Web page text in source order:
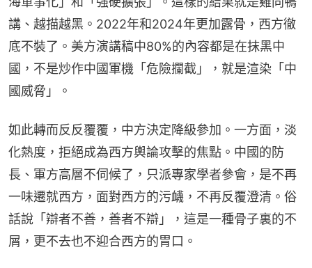
講、越描越黑。2022年和2024年更加露骨，西方徹
底不裝了。美方演講稿中80%的內容都是在抹黑中
國，不是炒作中國軍機「危險攔截」，就是渲染「中
國威脅」。
如此轉而反反覆覆，中方決定降級參加。一方面，淡
化熱度，拒絕成為西方輿論攻擊的焦點。中國的防
長、軍方高層不伺候了，只派專家學者參會，是不再
一味遷就西方，面對西方的污衊，不再反覆澄清。俗
話說「辯者不善，善者不辯」，這是一種骨子裏的不
屑，更不去也不迎合西方的胃口。